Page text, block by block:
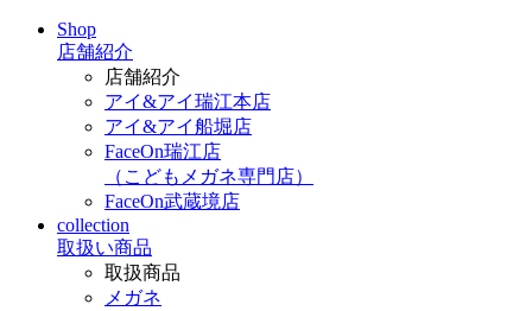
Shop
店舗紹介
店舗紹介
アイ&アイ瑞江本店
アイ&アイ船堀店
FaceOn瑞江店
（こどもメガネ専門店）
FaceOn武蔵境店
collection
取扱い商品
取扱商品
メガネ